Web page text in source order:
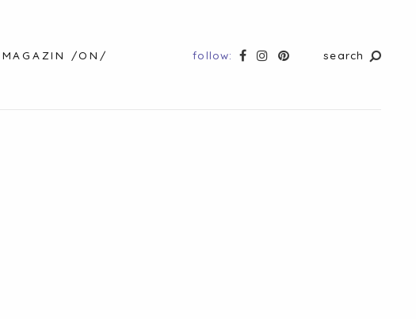
MAGAZIN /ON/ follow: search